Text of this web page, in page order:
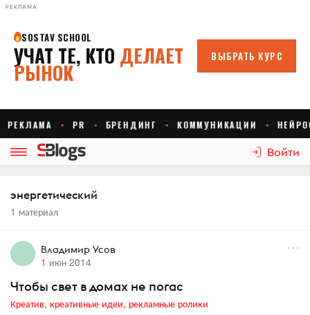
РЕКЛАМА
Войти
энергетический
1 материал
Владимир Усов
1 июн 2014
Чтобы свет в домах не погас
Креатив, креативные идеи, рекламные ролики